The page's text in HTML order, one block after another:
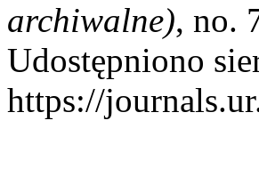
archiwalne), no.
Udostępniono
https://